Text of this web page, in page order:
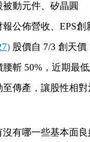
被動元件、矽晶圓
報公佈營收、EPS
股價自 7/3 創天價
斬 50%，近期最
至傳產，讓股性相
沒有哪一些基本面良